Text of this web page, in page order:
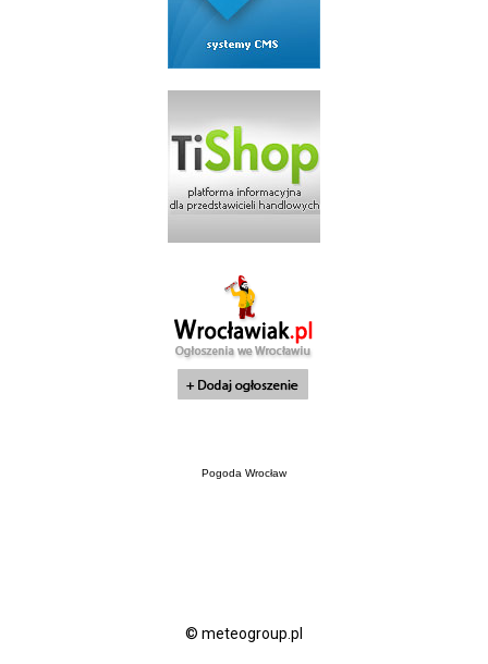
Pogoda Wrocław
© meteogroup.pl